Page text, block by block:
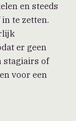
en steeds
te zetten.
er geen
stagiairs of
voor een